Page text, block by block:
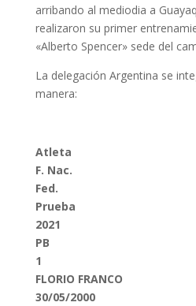
arribando al mediodia a
realizaron su primer
«Alberto Spencer» sede del
La delegación Argentina se
manera:
Atleta
F. Nac.
Fed.
Prueba
2021
PB
1
FLORIO FRANCO
30/05/2000